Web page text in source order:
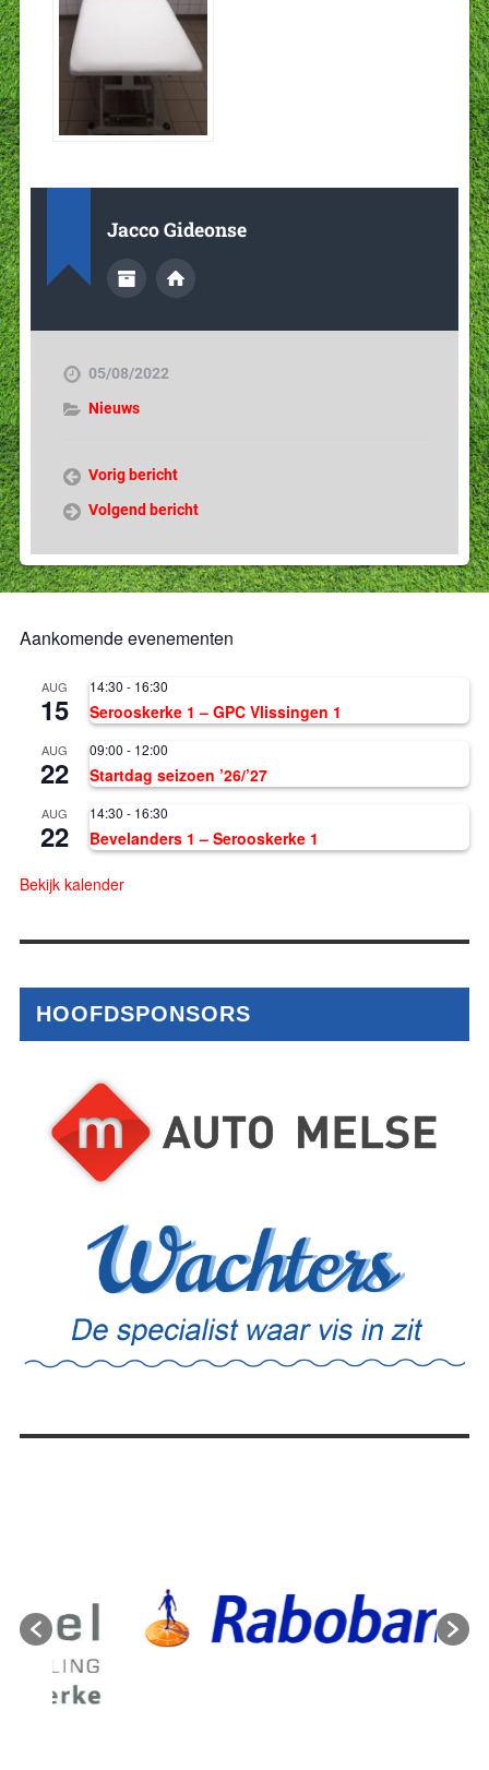
Jacco Gideonse
05/08/2022
Nieuws
Vorig bericht
Volgend bericht
Aankomende evenementen
AUG
15
14:30 - 16:30
Serooskerke 1 – GPC Vlissingen 1
AUG
22
09:00 - 12:00
Startdag seizoen ’26/’27
AUG
22
14:30 - 16:30
Bevelanders 1 – Serooskerke 1
Bekijk kalender
HOOFDSPONSORS